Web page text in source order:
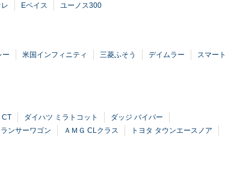
Eペイス ユーノス300
ー 米国インフィニティ 三菱ふそう デイムラー
スマート
CT ダイハツ ミラトコット
ダッジ バイパー
ンサーワゴン ＡＭＧ CLクラス
トヨタ タウンエースノア